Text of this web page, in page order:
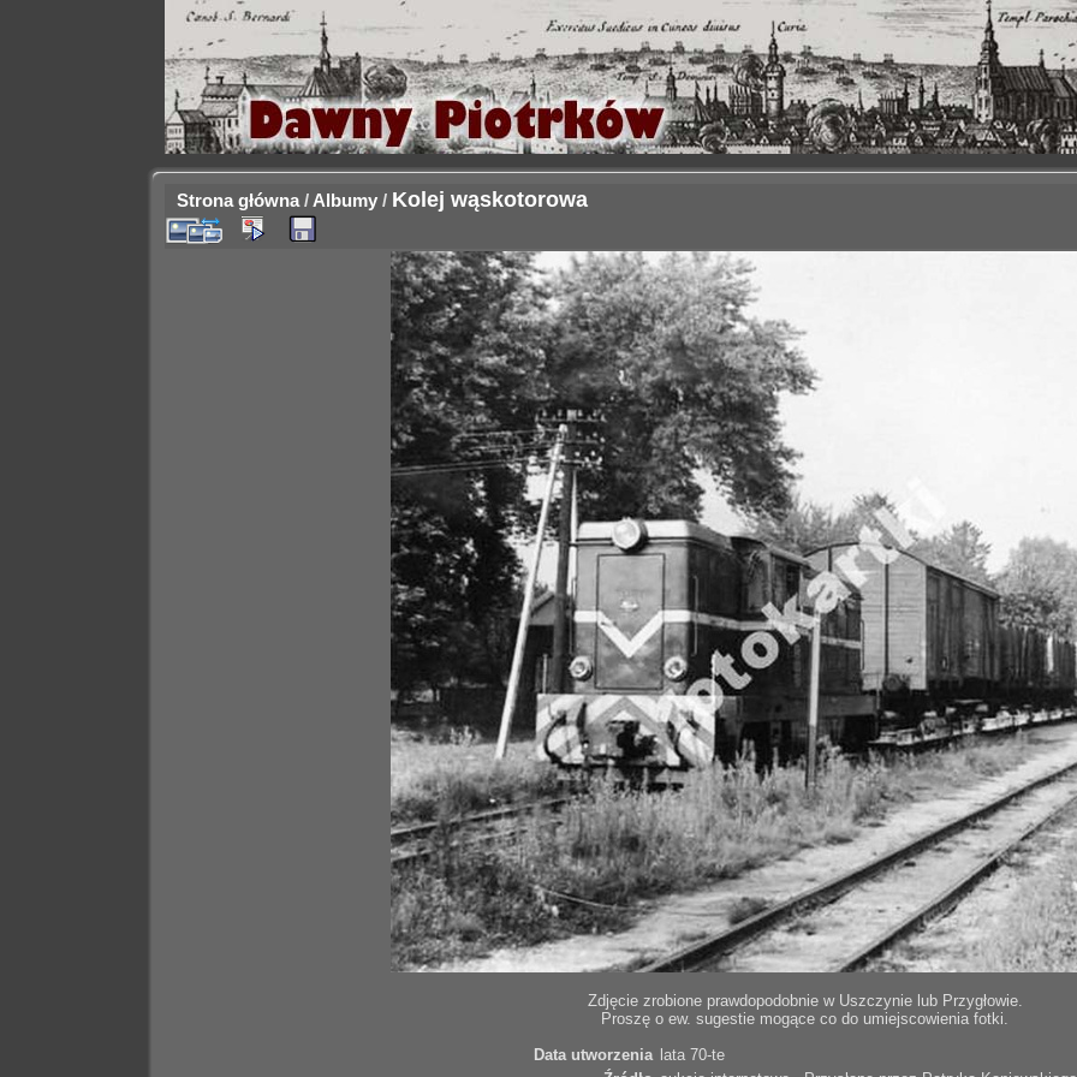
Strona główna / Albumy / Kolej wąskotorowa
Zdjęcie zrobione prawdopodobnie w Uszczynie lub Przygłowie.
Proszę o ew. sugestie mogące co do umiejscowienia fotki.
Data utworzenia lata 70-te